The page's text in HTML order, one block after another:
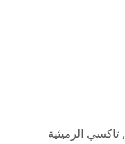
,تاكسي الرميثية